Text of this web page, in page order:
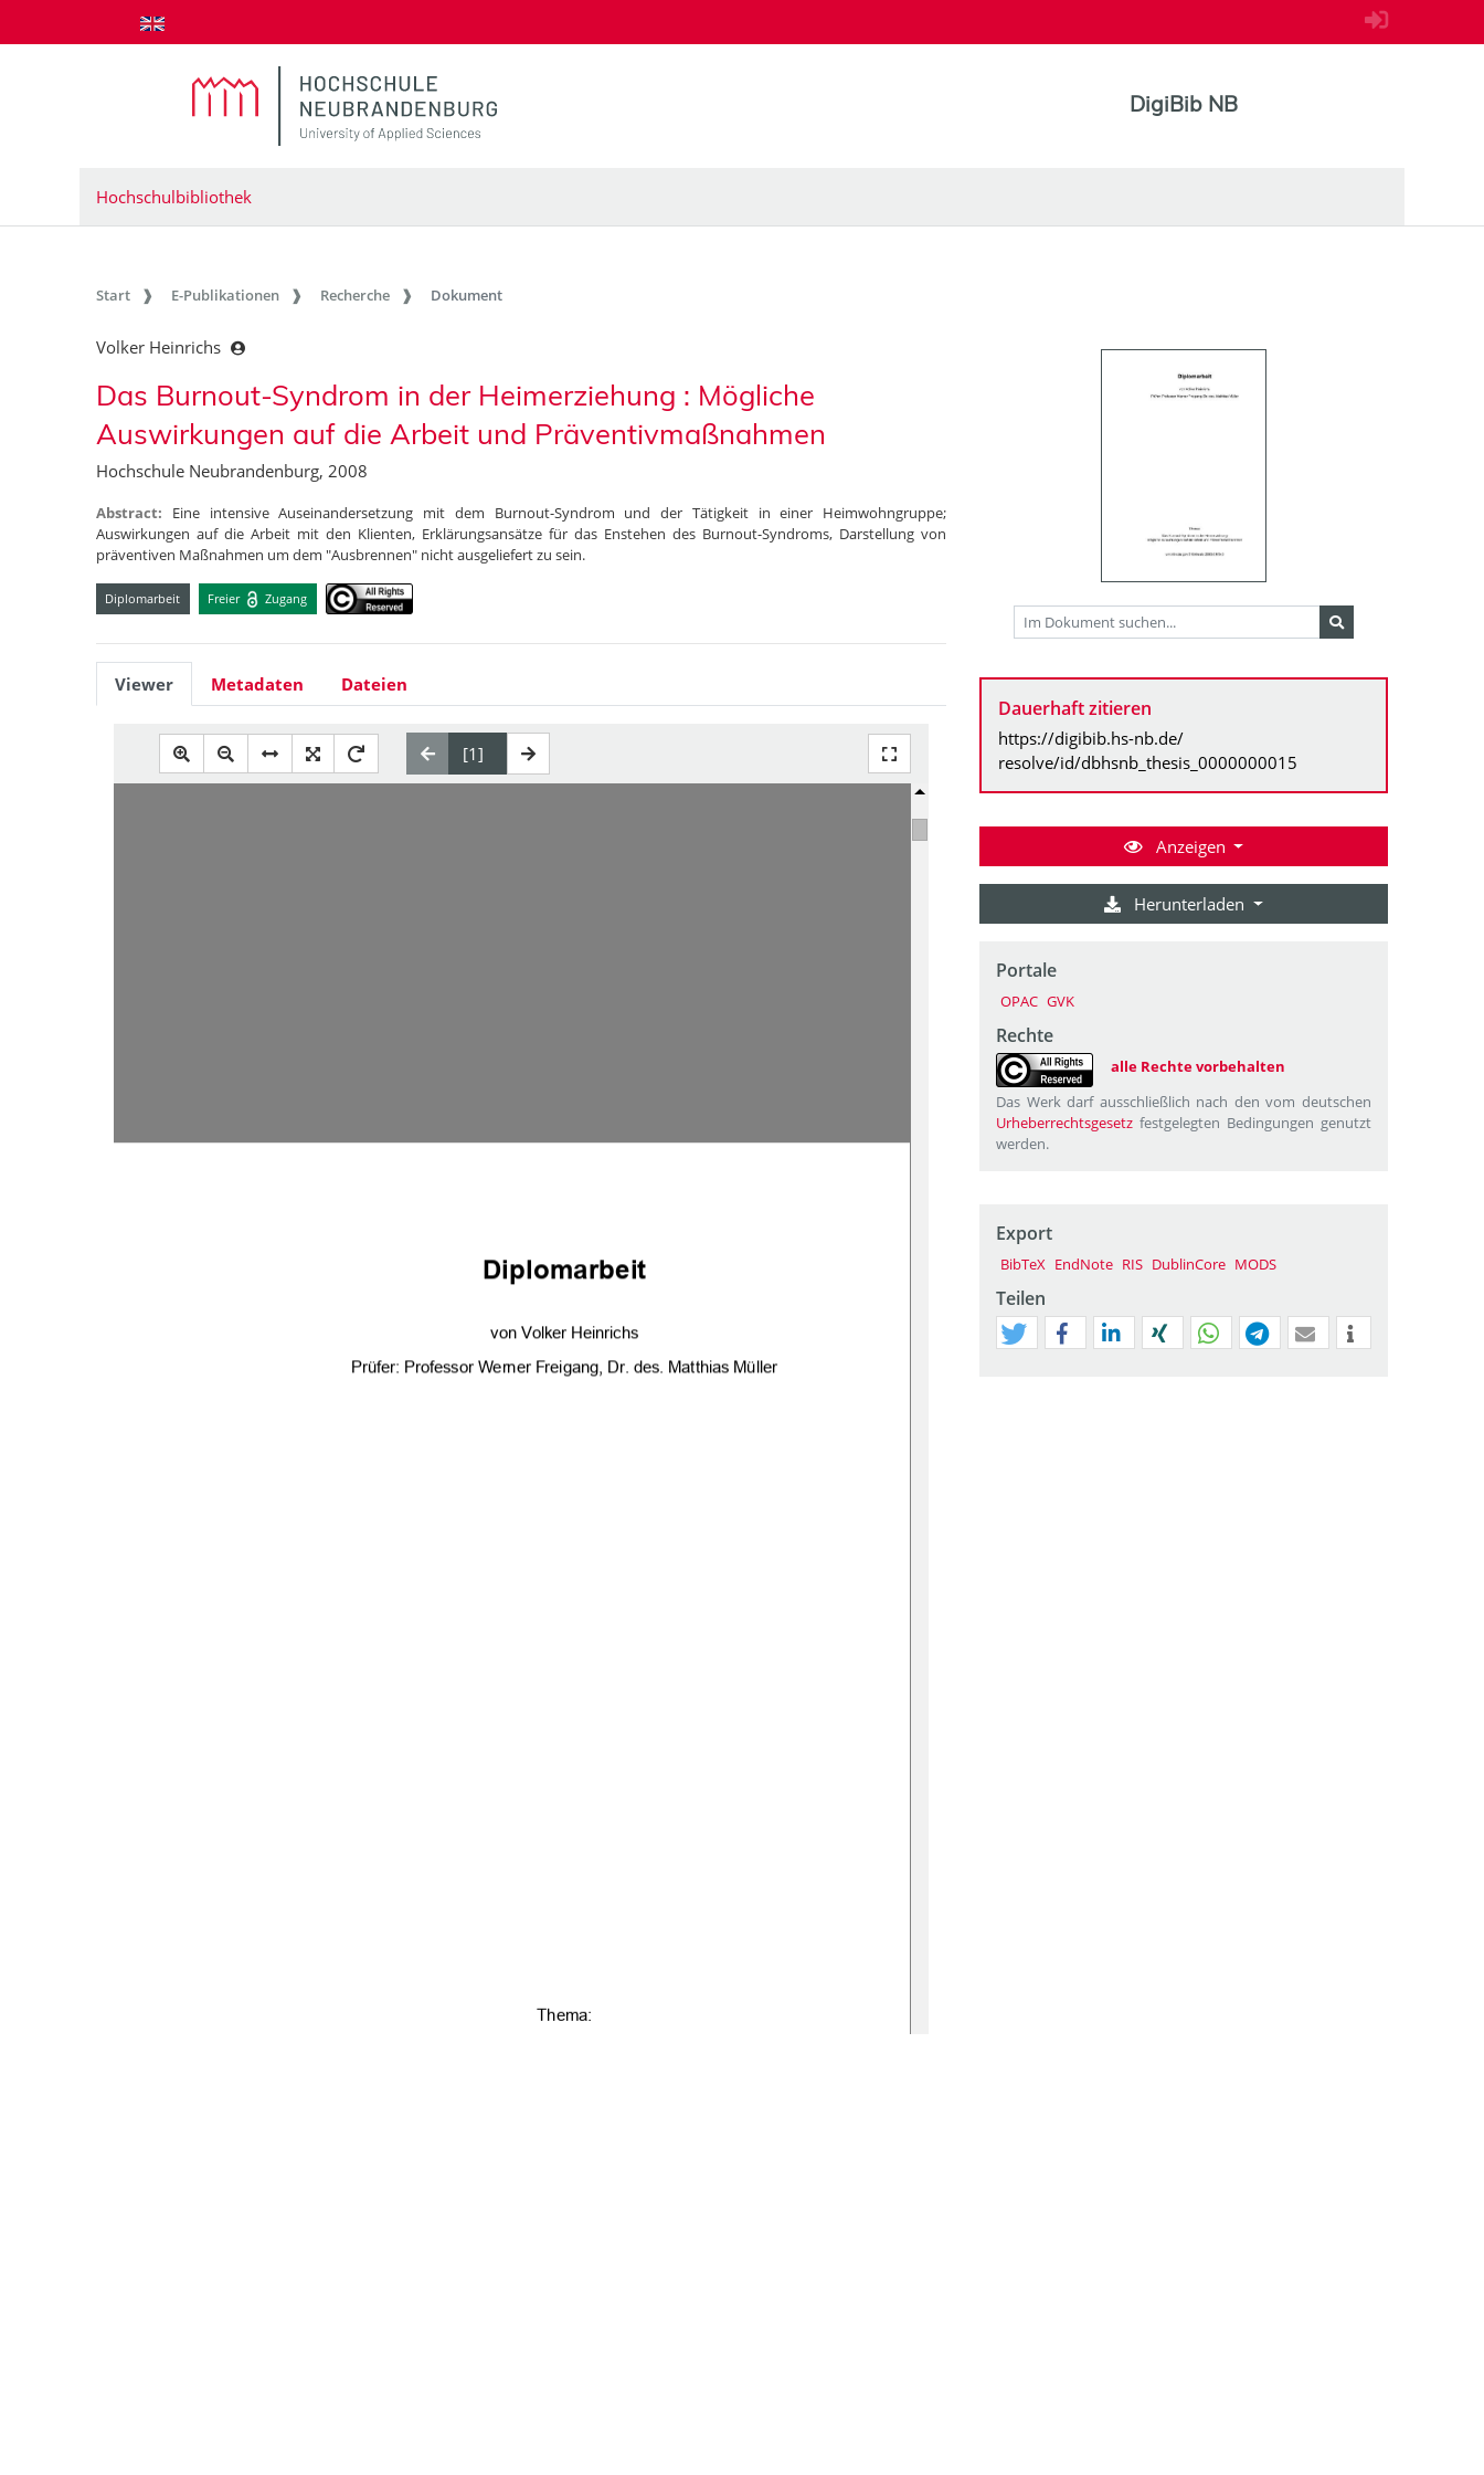
zum Inhalt springen
DigiBib NB
Hochschulbibliothek
Start E-Publikationen Recherche Dokument
Volker Heinrichs
Das Burnout-Syndrom in der Heimerziehung : Mögliche
Auswirkungen auf die Arbeit und Präventivmaßnahmen
Hochschule Neubrandenburg, 2008
Abstract: Eine intensive Auseinandersetzung mit dem Burnout-Syndrom und der Tätigkeit in einer Heimwohngruppe;
Auswirkungen auf die Arbeit mit den Klienten, Erklärungsansätze für das Enstehen des Burnout-Syndroms, Darstellung von
präventiven Maßnahmen um dem "Ausbrennen" nicht ausgeliefert zu sein.
Diplomarbeit Freier Zugang
Viewer Metadaten Dateien
Diplomarbeit
von Volker Heinrichs
Prüfer: Professor Werner Freigang, Dr. des. Matthias Müller
Thema:
Dauerhaft zitieren
https://digibib.hs-nb.de/
resolve/id/dbhsnb_thesis_0000000015
Anzeigen
Herunterladen
Portale
OPAC GVK
Rechte
alle Rechte vorbehalten
Das Werk darf ausschließlich nach den vom deutschen
Urheberrechtsgesetz festgelegten Bedingungen genutzt
werden.
Export
BibTeX EndNote RIS DublinCore MODS
Teilen